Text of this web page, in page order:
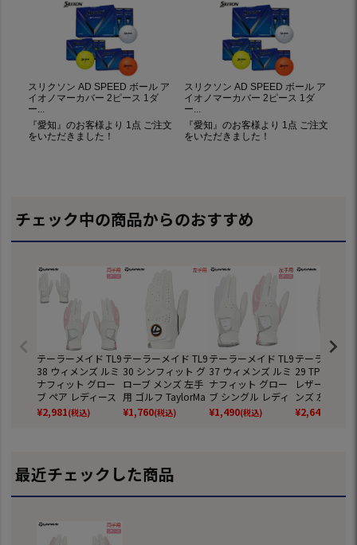
チェック中の商品からのおすすめ
テーラーメイド TL9
38 ウィメンズ ルミ
ナフィット グロー
ブ ペア レディース
両手用 ゴルフ Tayl
orMade 2026年モ
¥2,981(税込)
テーラーメイド TL9
30 シンフィット グ
ローブ メンズ 左手
用 ゴルフ TaylorMa
de 2026年モデル
日本正規品
¥1,760(税込)
テーラーメイド TL9
37 ウィメンズ ルミ
ナフィット グロー
ブ シングル レディ
ース 左手用 ゴルフ
TaylorMade 2026年
¥1,490(税込)
テーラーメイ
29 TP ジェニ
レザーグロー
ンズ 左手用
TaylorMade
モデル 日本
¥2,640
最近チェックした商品